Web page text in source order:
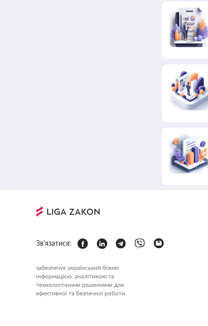
Зв'язатися:
забезпечує український бізнес
інформацією, аналітикою та
технологічними рішеннями для
ефективної та безпечної роботи.